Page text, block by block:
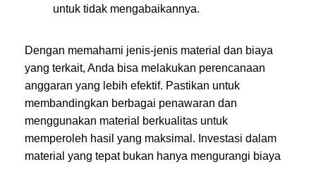
untuk tidak mengabaikannya.
Dengan memahami jenis-jenis material dan biaya
yang terkait, Anda bisa melakukan perencanaan
anggaran yang lebih efektif. Pastikan untuk
membandingkan berbagai penawaran dan
menggunakan material berkualitas untuk
memperoleh hasil yang maksimal. Investasi dalam
material yang tepat bukan hanya mengurangi biaya